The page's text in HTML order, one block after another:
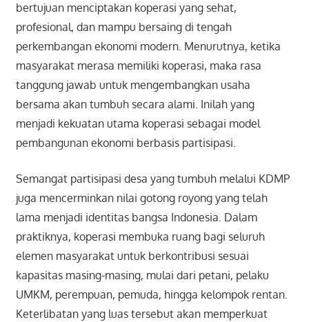
bertujuan menciptakan koperasi yang sehat,
profesional, dan mampu bersaing di tengah
perkembangan ekonomi modern. Menurutnya, ketika
masyarakat merasa memiliki koperasi, maka rasa
tanggung jawab untuk mengembangkan usaha
bersama akan tumbuh secara alami. Inilah yang
menjadi kekuatan utama koperasi sebagai model
pembangunan ekonomi berbasis partisipasi.
Semangat partisipasi desa yang tumbuh melalui KDMP
juga mencerminkan nilai gotong royong yang telah
lama menjadi identitas bangsa Indonesia. Dalam
praktiknya, koperasi membuka ruang bagi seluruh
elemen masyarakat untuk berkontribusi sesuai
kapasitas masing-masing, mulai dari petani, pelaku
UMKM, perempuan, pemuda, hingga kelompok rentan.
Keterlibatan yang luas tersebut akan memperkuat